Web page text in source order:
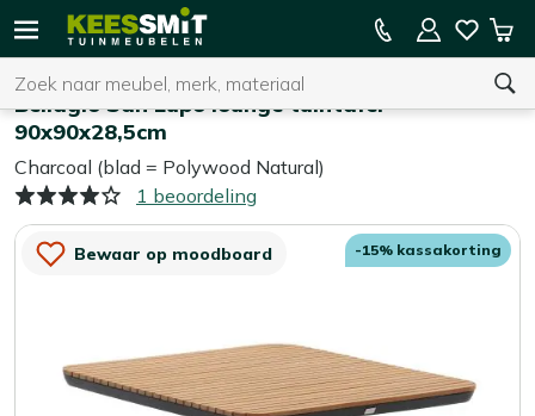
Kees
Tuinmeubelen
Zoeken
U heeft geen product(en) in uw winkelwagen.
15% kassakorting op de hele collectie
Bellagio San Lupo lounge tuintafel
90x90x28,5cm
Charcoal (blad = Polywood Natural)
1 beoordeling
Bewaar op moodboard -15% kassakorting